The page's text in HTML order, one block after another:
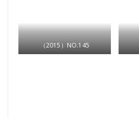
（2015）NO.145